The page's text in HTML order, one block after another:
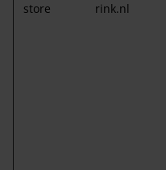
store
rink.nl